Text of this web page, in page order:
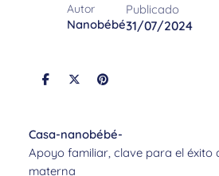
Autor
Nanobébé
Publicado
31/07/2024
Casa-nanobébé-
Apoyo familiar, clave para el éxito
materna